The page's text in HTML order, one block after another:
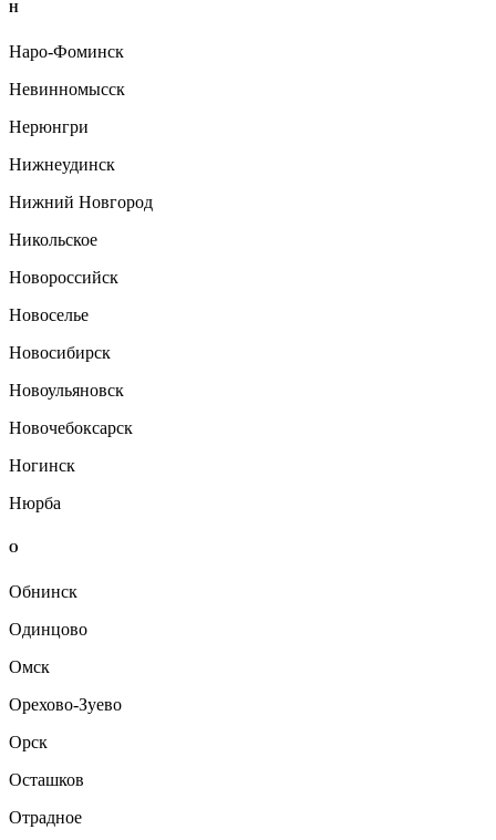
Н
Наро-Фоминск
Невинномысск
Нерюнгри
Нижнеудинск
Нижний Новгород
Никольское
Новороссийск
Новоселье
Новосибирск
Новоульяновск
Новочебоксарск
Ногинск
Нюрба
О
Обнинск
Одинцово
Омск
Орехово-Зуево
Орск
Осташков
Отрадное